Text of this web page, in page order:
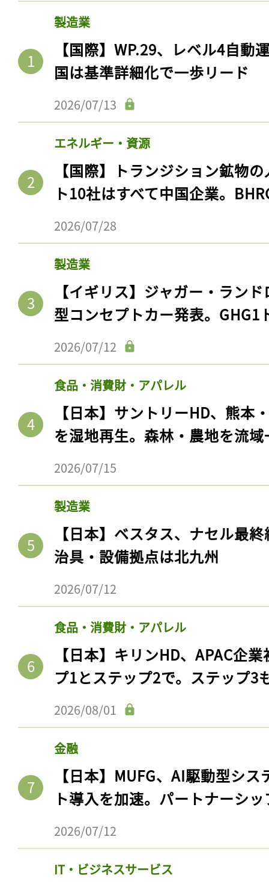
製造業
【国際】WP.29、レベル4自動
国は基準詳細化で一歩リード
2026/07/13
エネルギー・資源
【国際】トランジション鉱物
ト10社はすべて中国企業。
2026/07/28
製造業
【イギリス】ジャガー・ラン
型コンセプトカー発表。GHG1
2026/07/12
食品・消費財・アパレル
【日本】サントリーHD、熊本
を湿地再生。森林・農地を流
2026/07/15
製造業
【日本】ベスタス、ナセル最
治具・設備拠点は北九州
2026/07/12
食品・消費財・アパレル
【日本】キリンHD、APAC企
プ1とステップ2で。ステップ3
2026/08/01
金融
【日本】MUFG、AI駆動型シ
ト導入を加速。パートナーシ
2026/07/12
IT・ビジネスサービス